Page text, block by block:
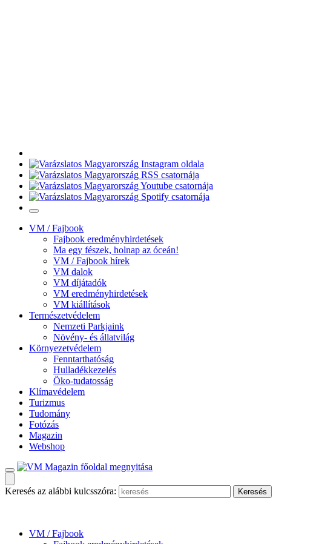
VM / Fajbook
Fajbook eredményhirdetések
Ma egy fészek, holnap az óceán!
VM / Fajbook hírek
VM dalok
VM díjátadók
VM eredményhirdetések
VM kiállítások
Természetvédelem
Nemzeti Parkjaink
Növény- és állatvilág
Környezetvédelem
Fenntarthatóság
Hulladékkezelés
Öko-tudatosság
Klímavédelem
Turizmus
Tudomány
Fotózás
Magazin
Webshop
Keresés az alábbi kulcsszóra:
VM / Fajbook